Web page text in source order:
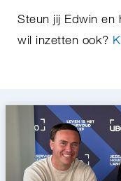
Steun jij Edwin en
wil inzetten ook?